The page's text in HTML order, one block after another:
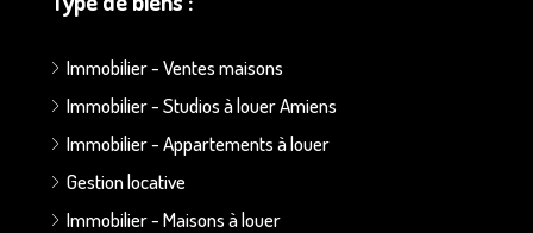
Immobilier - Ventes maisons
Immobilier - Studios à louer Amiens
Immobilier - Appartements à louer
Gestion locative
Immobilier - Maisons à louer